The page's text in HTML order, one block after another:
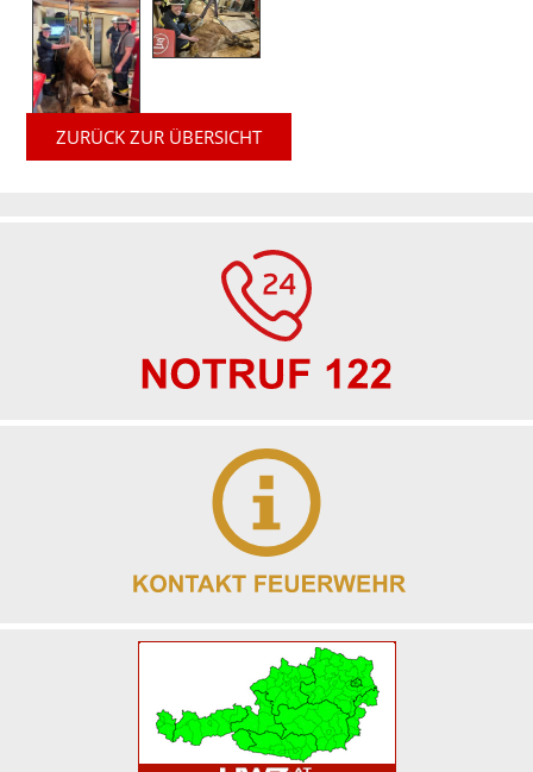
ZURÜCK ZUR ÜBERSICHT